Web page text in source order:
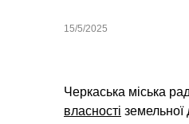
15/5/2025
Черкаська міська
власності земельної